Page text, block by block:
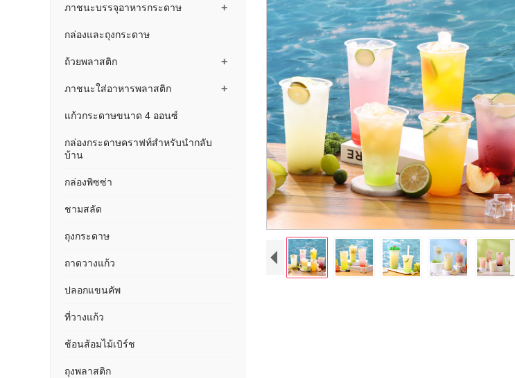
+
ภาชนะบรรจุอาหารกระดาษ
กล่องและถุงกระดาษ
+
ถ้วยพลาสติก
+
ภาชนะใส่อาหารพลาสติก
แก้วกระดาษขนาด 4 ออนซ์
กล่องกระดาษคราฟท์สำหรับนำกลับ
บ้าน
กล่องพิซซ่า
ชามสลัด
ถุงกระดาษ
ถาดวางแก้ว
ปลอกแขนคัพ
ที่วางแก้ว
ช้อนส้อมไม้เบิร์ช
ถุงพลาสติก